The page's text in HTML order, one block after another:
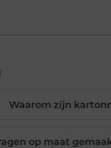
Waarom zijn
op maat